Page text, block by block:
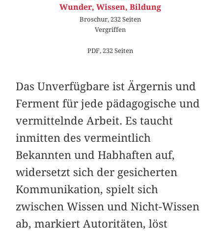
Wunder, Wissen, Bildung
Broschur, 232 Seiten
Vergriffen
PDF, 232 Seiten
Das Unverfügbare ist Ärgernis und
Ferment für jede pädagogische und
vermittelnde Arbeit. Es taucht
inmitten des vermeintlich
Bekannten und Habhaften auf,
widersetzt sich der gesicherten
Kommunikation, spielt sich
zwischen Wissen und Nicht-Wissen
ab, markiert Autoritäten, löst